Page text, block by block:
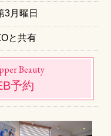
3月曜日
と共有
Beauty
予約